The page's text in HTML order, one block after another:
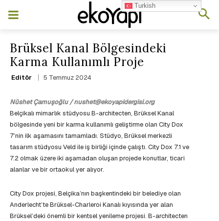
Brüksel Kanal Bölgesindeki
Karma Kullanımlı Proje
Editör 5 Temmuz 2024
Nüshet Çamuşoğlu / nushet@ekoyapidergisi.org
Belçikalı mimarlık stüdyosu B-architecten, Brüksel Kanal
bölgesinde yeni bir karma kullanımlı geliştirme olan City Dox
7’nin ilk aşamasını tamamladı. Stüdyo, Brüksel merkezli
tasarım stüdyosu Veld ile iş birliği içinde çalıştı. City Dox 7.1 ve
7.2 olmak üzere iki aşamadan oluşan projede konutlar, ticari
alanlar ve bir ortaokul yer alıyor.
City Dox projesi, Belçika’nın başkentindeki bir belediye olan
Anderlecht’te Brüksel-Charleroi Kanalı kıyısında yer alan
Brüksel’deki önemli bir kentsel yenileme projesi. B-architecten
Turkish